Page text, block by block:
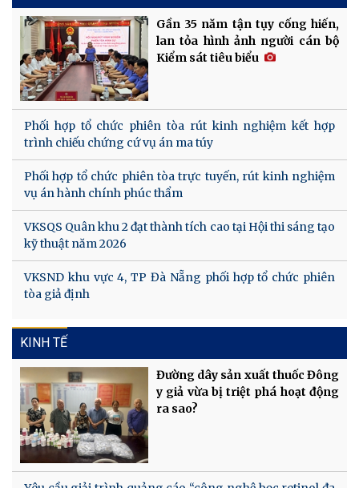
Gần 35 năm tận tụy cống hiến,
lan tỏa hình ảnh người cán bộ
Kiểm sát tiêu biểu
Phối hợp tổ chức phiên tòa rút kinh nghiệm kết hợp
trình chiếu chứng cứ vụ án ma túy
Phối hợp tổ chức phiên tòa trực tuyến, rút kinh nghiệm
vụ án hành chính phúc thẩm
VKSQS Quân khu 2 đạt thành tích cao tại Hội thi sáng tạo
kỹ thuật năm 2026
VKSND khu vực 4, TP Đà Nẵng phối hợp tổ chức phiên
tòa giả định
KINH TẾ
Đường dây sản xuất thuốc Đông
y giả vừa bị triệt phá hoạt động
ra sao?